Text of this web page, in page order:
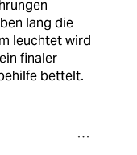
lang die
leuchtet wird
finaler
bettelt.